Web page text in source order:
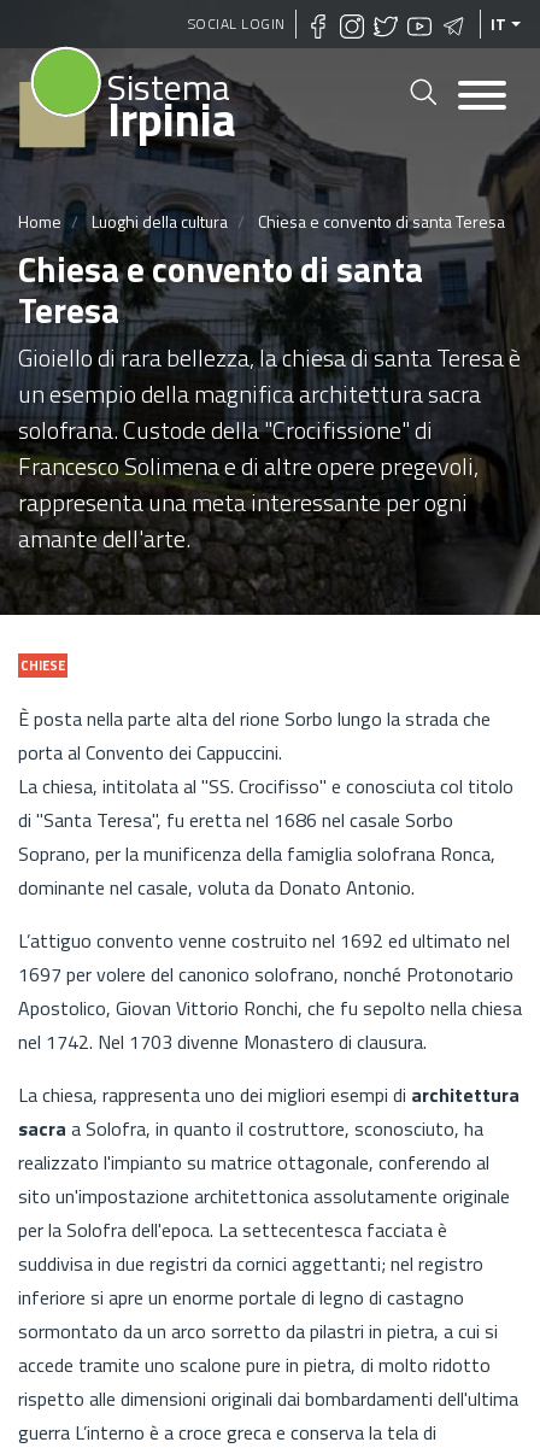
Salta
al
principale
SOCIAL LOGIN IT
Sistema
Irpinia
Home Luoghi della cultura Chiesa e convento di santa Teresa
Chiesa e convento di santa
Teresa
Gioiello di rara bellezza, la chiesa di santa Teresa è
un esempio della magnifica architettura sacra
solofrana. Custode della "Crocifissione" di
Francesco Solimena e di altre opere pregevoli,
rappresenta una meta interessante per ogni
amante dell'arte.
CHIESE
È posta nella parte alta del rione Sorbo lungo la strada che
porta al Convento dei Cappuccini.
La chiesa, intitolata al "SS. Crocifisso" e conosciuta col titolo
di "Santa Teresa", fu eretta nel 1686 nel casale Sorbo
Soprano, per la munificenza della famiglia solofrana Ronca,
dominante nel casale, voluta da Donato Antonio.
L’attiguo convento venne costruito nel 1692 ed ultimato nel
1697 per volere del canonico solofrano, nonché Protonotario
Apostolico, Giovan Vittorio Ronchi, che fu sepolto nella chiesa
nel 1742. Nel 1703 divenne Monastero di clausura.
La chiesa, rappresenta uno dei migliori esempi di architettura
sacra a Solofra, in quanto il costruttore, sconosciuto, ha
realizzato l'impianto su matrice ottagonale, conferendo al
sito un'impostazione architettonica assolutamente originale
per la Solofra dell'epoca. La settecentesca facciata è
suddivisa in due registri da cornici aggettanti; nel registro
inferiore si apre un enorme portale di legno di castagno
sormontato da un arco sorretto da pilastri in pietra, a cui si
accede tramite uno scalone pure in pietra, di molto ridotto
rispetto alle dimensioni originali dai bombardamenti dell'ultima
guerra L’interno è a croce greca e conserva la tela di